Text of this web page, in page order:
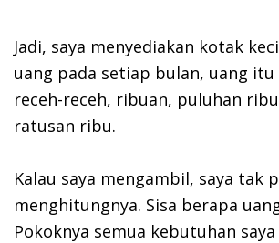
Jadi, saya menyediakan kotak
uang pada setiap bulan, uang itu
receh-receh, ribuan, puluhan
ratusan ribu.
Kalau saya mengambil, saya tak
menghitungnya. Sisa berapa
Pokoknya semua kebutuhan